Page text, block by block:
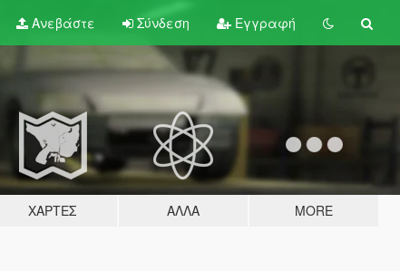
Ανεβάστε Σύνδεση Εγγραφή
ΧΆΡΤΕΣ ΆΛΛΑ MORE